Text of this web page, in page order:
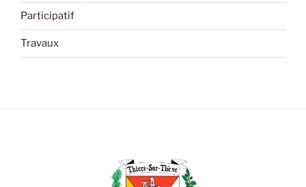
Participatif
Travaux